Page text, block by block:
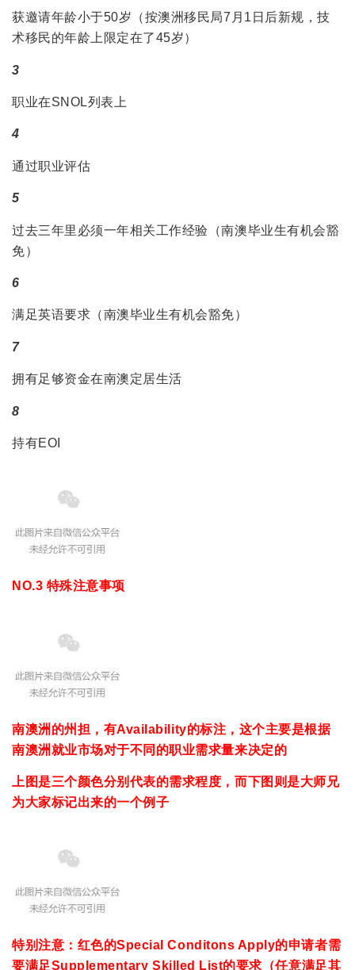
获邀请年龄小于50岁（按澳洲移民局7月1日后新规，技
术移民的年龄上限定在了45岁）
3
职业在SNOL列表上
4
通过职业评估
5
过去三年里必须一年相关工作经验（南澳毕业生有机会豁
免）
6
满足英语要求（南澳毕业生有机会豁免）
7
拥有足够资金在南澳定居生活
8
持有EOI
NO.3 特殊注意事项
南澳洲的州担，有Availability的标注，这个主要是根据
南澳洲就业市场对于不同的职业需求量来决定的
上图是三个颜色分别代表的需求程度，而下图则是大师兄
为大家标记出来的一个例子
特别注意：红色的Special Conditons Apply的申请者需
要满足Supplementary Skilled List的要求（任意满足其